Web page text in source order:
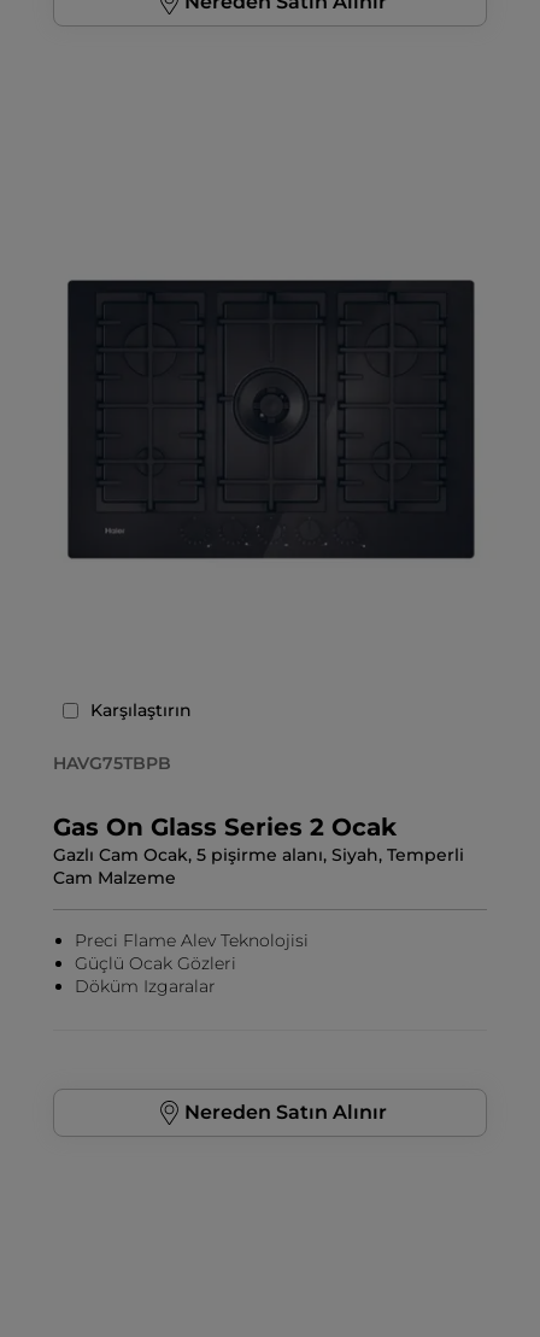
Karşılaştırın
HAVG75TBPB
Gas On Glass Series 2 Ocak
Gazlı Cam Ocak, 5 pişirme alanı, Siyah, Temperli
Cam Malzeme
Preci Flame Alev Teknolojisi
Güçlü Ocak Gözleri
Döküm Izgaralar
Nereden Satın Alınır